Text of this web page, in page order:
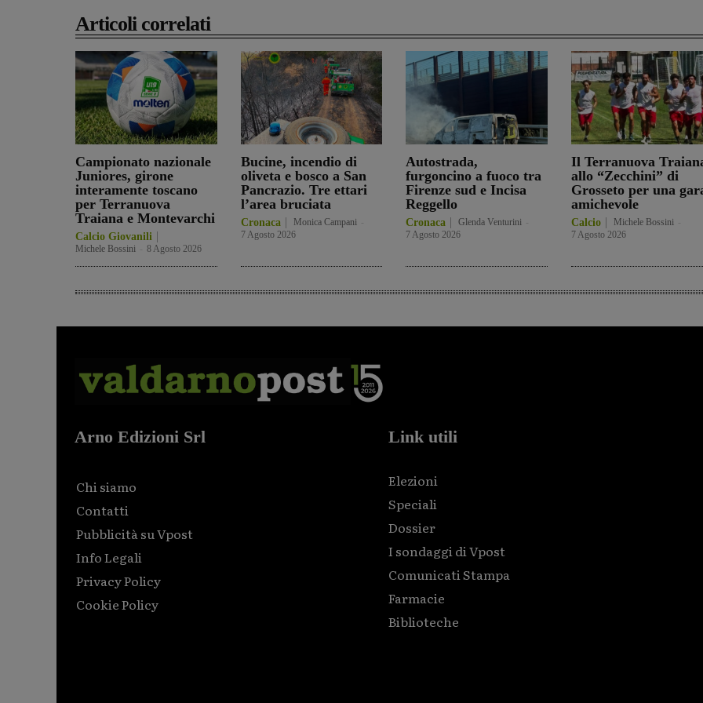
Articoli correlati
Campionato nazionale
Juniores, girone
interamente toscano
per Terranuova
Traiana e Montevarchi
Calcio Giovanili
Michele Bossini 8 Agosto 2026
Bucine, incendio di
oliveta e bosco a San
Pancrazio. Tre ettari
l’area bruciata
Cronaca Monica Campani
7 Agosto 2026
Autostrada,
furgoncino a fuoco tra
Firenze sud e Incisa
Reggello
Cronaca Glenda Venturini
7 Agosto 2026
Il Terranuova
allo “Zecchini” di
Grosseto per una
amichevole
Calcio Michele Bossini
7 Agosto 2026
Arno Edizioni Srl
Chi siamo
Contatti
Pubblicità su Vpost
Info Legali
Privacy Policy
Cookie Policy
Link utili
Elezioni
Speciali
Dossier
I sondaggi di Vpost
Comunicati Stampa
Farmacie
Biblioteche